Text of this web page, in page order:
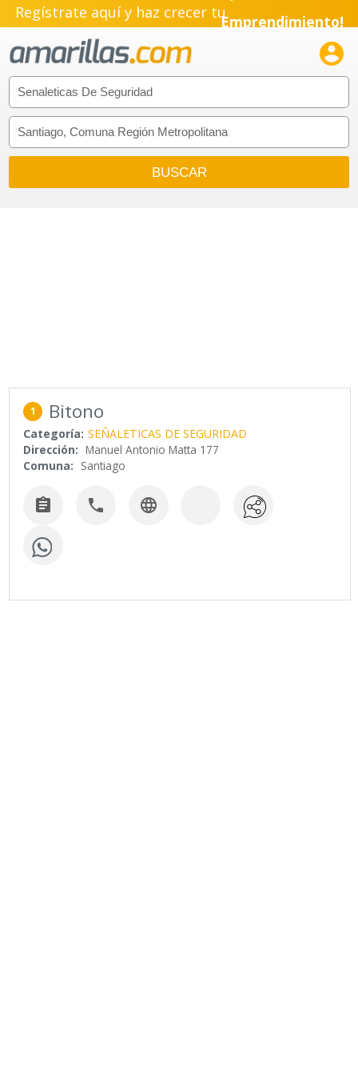
Regístrate aquí y haz crecer tuEmprendimiento!

1 Bitono
Categoría: SEÑALETICAS DE SEGURIDAD
Dirección: Manuel Antonio Matta 177
Comuna: Santiago
  